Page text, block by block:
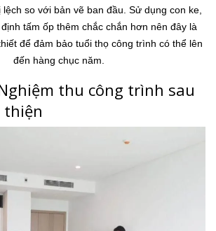
so với bản vẽ ban đầu. Sử dụng con ke,
tấm ốp thêm chắc chắn hơn nên đây là
để đảm bảo tuổi thọ công trình có thể lên
đến hàng chục năm.
thu công trình sau
thiện